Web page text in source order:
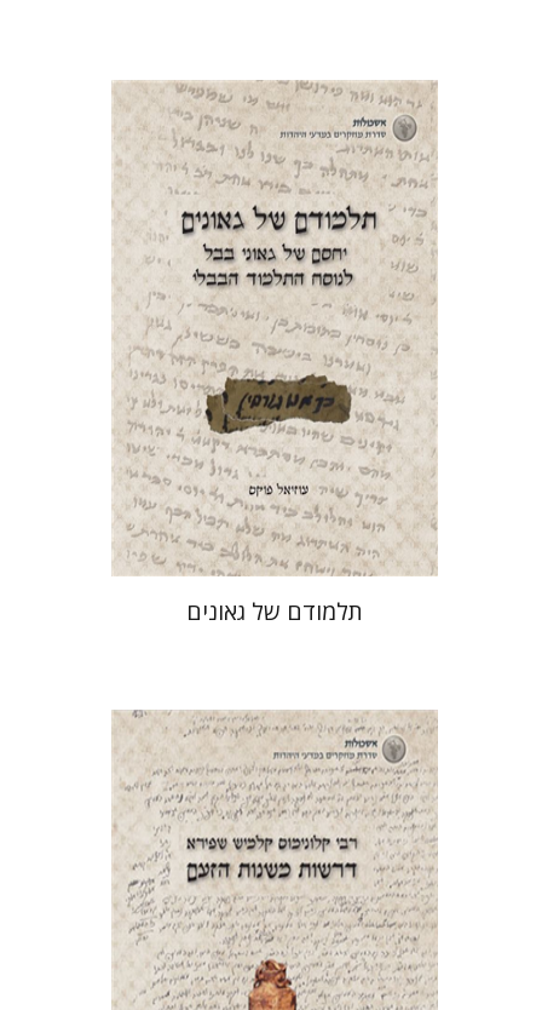
עוזיאל פוקס
עמוס גאולה
הנחת אתר ספר מודפס
$46
$41
תלמודם של גאונים
דניאל רייזר
עמוס גאולה